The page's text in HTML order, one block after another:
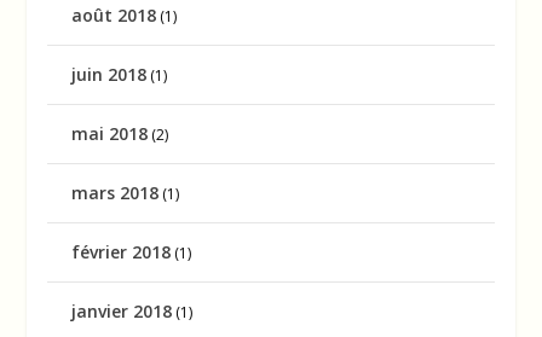
août 2018 (1)
juin 2018 (1)
mai 2018 (2)
mars 2018 (1)
février 2018 (1)
janvier 2018 (1)